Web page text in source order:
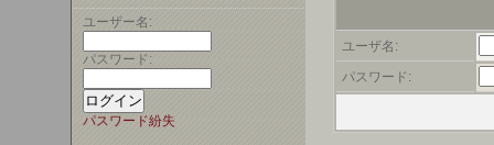
ユーザー名:
パスワード:
パスワード紛失
ユーザ名:
パスワード: